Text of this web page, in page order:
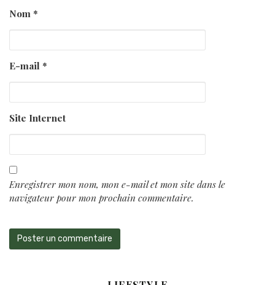
Nom *
E-mail *
Site Internet
Enregistrer mon nom, mon e-mail et mon site dans le
navigateur pour mon prochain commentaire.